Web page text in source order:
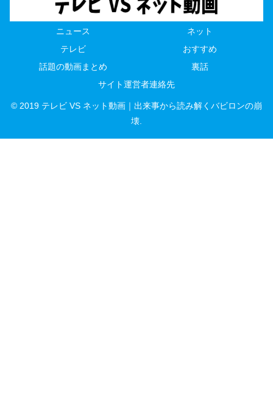
ニュース
ネット
テレビ
おすすめ
話題の動画まとめ
裏話
サイト運営者連絡先
© 2019 テレビ VS ネット動画｜出来事から読み解くバビロンの崩
壊.